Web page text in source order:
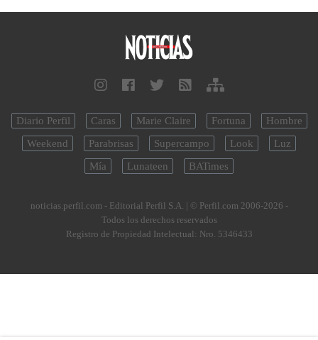
Diario Perfil Caras Marie Claire Fortuna
Hombre
Weekend
Parabrisas Supercampo Look
Luz
Mía
Lunateen BATimes
noticias.perfil.com - Editorial Perfil S.A. | © Perfil.com 2006-2026 -
Todos los derechos reservados
Registro de Propiedad Intelectual: Nro. 5346433